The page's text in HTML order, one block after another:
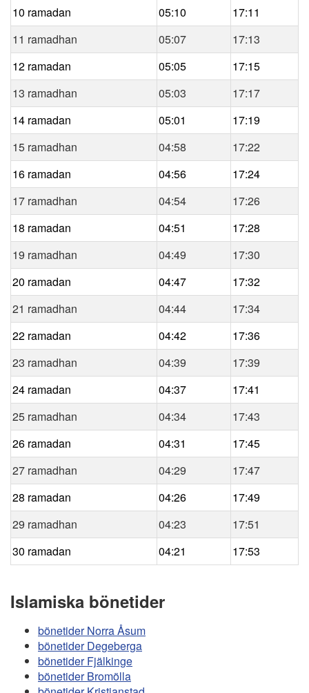
10 ramadan
05:10
17:11
11 ramadhan
05:07
17:13
12 ramadan
05:05
17:15
13 ramadhan
05:03
17:17
14 ramadan
05:01
17:19
15 ramadhan
04:58
17:22
16 ramadan
04:56
17:24
17 ramadhan
04:54
17:26
18 ramadan
04:51
17:28
19 ramadhan
04:49
17:30
20 ramadan
04:47
17:32
21 ramadhan
04:44
17:34
22 ramadan
04:42
17:36
23 ramadhan
04:39
17:39
24 ramadan
04:37
17:41
25 ramadhan
04:34
17:43
26 ramadan
04:31
17:45
27 ramadhan
04:29
17:47
28 ramadan
04:26
17:49
29 ramadhan
04:23
17:51
30 ramadan
04:21 17:53
Islamiska bönetider
bönetider Norra Åsum
bönetider Degeberga
bönetider Fjälkinge
bönetider Bromölla